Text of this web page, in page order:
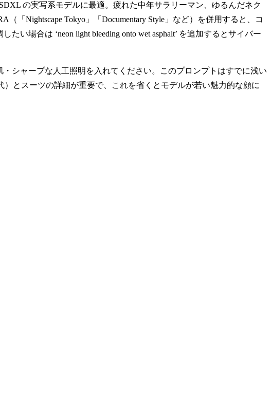
の実写系モデルに最適。疲れた中年サラリーマン、ゆるんだネク
「Nightscape Tokyo」「Documentary Style」など）を併用すると、コ
い場合は ‘neon light bleeding onto wet asphalt’ を追加するとサイバー
シャープな人工照明を入れてください。このプロンプトはすでに浅い
）とスーツの詳細が重要で、これを省くとモデルが若い魅力的な顔に